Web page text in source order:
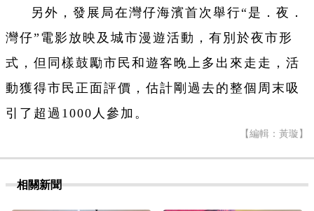
另外，發展局在灣仔海濱首次舉行“是．夜．
灣仔”電影放映及城市漫遊活動，有別於夜市形
式，但同樣鼓勵市民和遊客晚上多出來走走，活
動獲得市民正面評價，估計剛過去的整個周末吸
引了超過1000人參加。
【編輯：黃璇】
相關新聞